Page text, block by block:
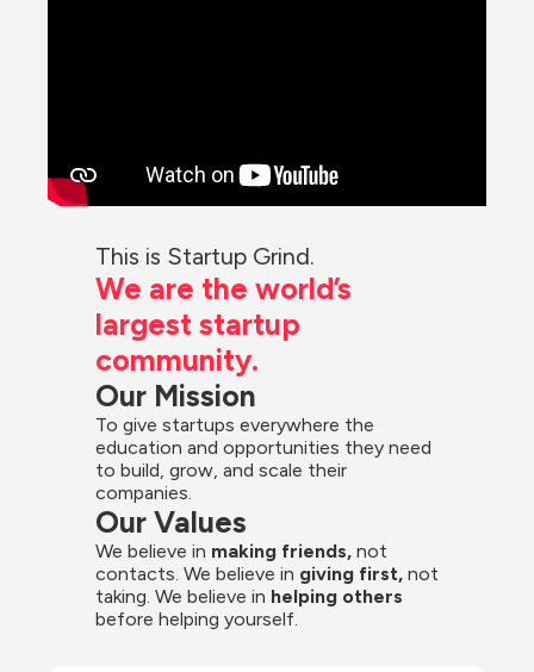
This is Startup Grind.
We are the world’s
largest startup
community.
Our Mission
To give startups everywhere the
education and opportunities they need
to build, grow, and scale their
companies.
Our Values
We believe in making friends, not
contacts. We believe in giving first, not
taking. We believe in helping others
before helping yourself.